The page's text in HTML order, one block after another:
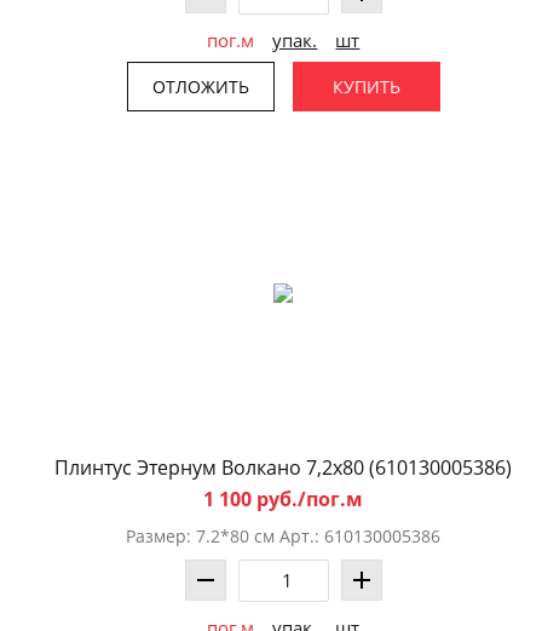
пог.м упак. шт
ОТЛОЖИТЬ КУПИТЬ
Плинтус Этернум Волкано 7,2x80 (610130005386)
1 100 руб./пог.м
Размер: 7.2*80 см Арт.: 610130005386